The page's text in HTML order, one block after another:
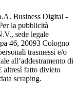
Business Digital -
la pubblicità
sede legale
46, 20093 Cologno
trasmessi e/o
all’addestramento di
altresì fatto divieto
scraping.